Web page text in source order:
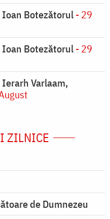
Botezătorul- 29
Botezătorul- 29
Varlaam,
ZILNICE
de Dumnezeu